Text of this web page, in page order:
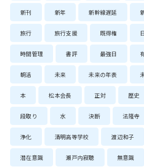
新刊 新年 新幹線遅延
旅行 旅行支援 既得権
時間管理 書評 最強日
朝活 未来 未来の年表
本 松本会長 正対 歴史
段取り 水 決断 法隆寺
浄化 清明高等学校 渡辺和子
潜在意識 瀬戸内寂聴 無意識